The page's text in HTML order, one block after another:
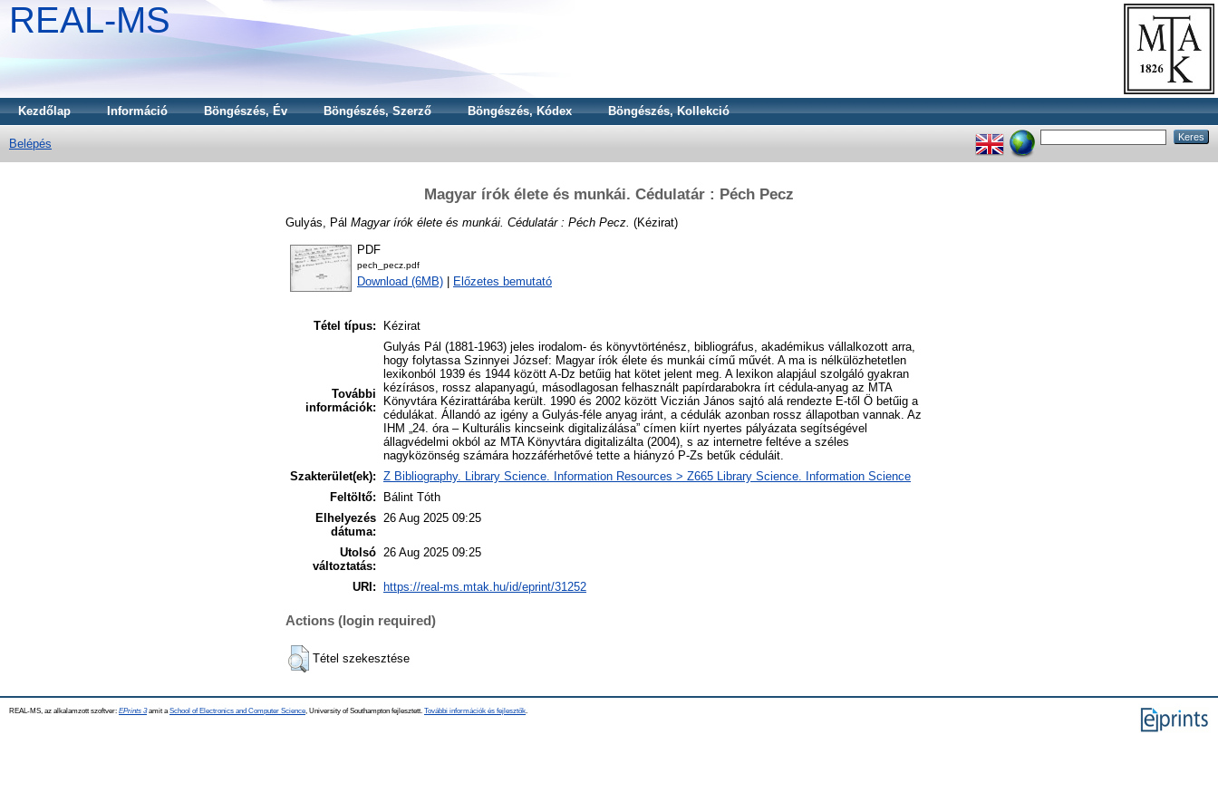
REAL-MS
Kezdőlap Információ Böngészés, Év Böngészés, Szerző Böngészés, Kódex Böngészés, Kollekció
Belépés
Magyar írók élete és munkái. Cédulatár : Péch Pecz
Gulyás, Pál Magyar írók élete és munkái. Cédulatár : Péch Pecz. (Kézirat)
PDF
pech_pecz.pdf
Download (6MB) Előzetes bemutató
Tétel típus: Kézirat
További
információk:
Gulyás Pál (1881-1963) jeles irodalom- és könyvtörténész, bibliográfus, akadémikus vállalkozott arra,
hogy folytassa Szinnyei József: Magyar írók élete és munkái című művét. A ma is nélkülözhetetlen
lexikonból 1939 és 1944 között A-Dz betűig hat kötet jelent meg. A lexikon alapjául szolgáló gyakran
kézírásos, rossz alapanyagú, másodlagosan felhasznált papírdarabokra írt cédula-anyag az MTA
Könyvtára Kézirattárába került. 1990 és 2002 között Viczián János sajtó alá rendezte E-től Ö betűig a
cédulákat. Állandó az igény a Gulyás-féle anyag iránt, a cédulák azonban rossz állapotban vannak. Az
IHM „24. óra – Kulturális kincseink digitalizálása” címen kiírt nyertes pályázata segítségével
állagvédelmi okból az MTA Könyvtára digitalizálta (2004), s az internetre feltéve a széles
nagyközönség számára hozzáférhetővé tette a hiányzó P-Zs betűk céduláit.
Szakterület(ek): Z Bibliography. Library Science. Information Resources > Z665 Library Science. Information Science
Feltöltő:
Bálint Tóth
Elhelyezés
dátuma:
26 Aug 2025 09:25
Utolsó
változtatás:
26 Aug 2025 09:25
URI: https://real-ms.mtak.hu/id/eprint/31252
Actions (login required)
Tétel szekesztése
REAL-MS, az alkalamzott szoftver: EPrints 3amit a School of Electronics and Computer Science , University of Southampton fejlesztett. További információk és fejlesztők